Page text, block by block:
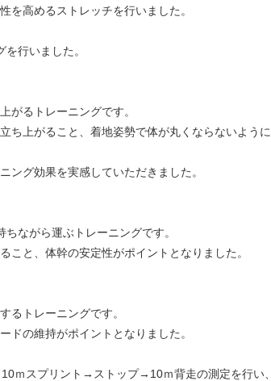
を高めるストレッチを行いました。
行いました。
がるトレーニングです。
ち上がること、着地姿勢で体が丸くならないように
ング効果を実感していただきました。
ながら運ぶトレーニングです。
こと、体幹の安定性がポイントとなりました。
るトレーニングです。
ドの維持がポイントとなりました。
10ｍスプリント→ストップ→10ｍ背走の測定を行い